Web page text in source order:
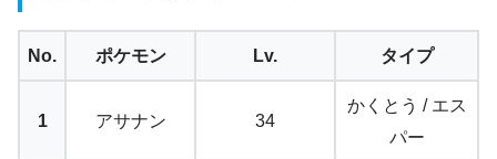
No. ポケモン Lv. タイプ
1 アサナン 34
かくとう / エス
パー